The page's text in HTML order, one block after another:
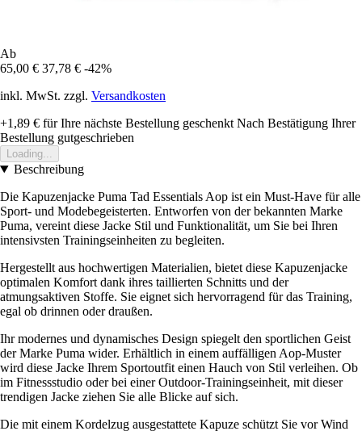
Ab
65,00 € 37,78 € -42%
inkl. MwSt. zzgl. Versandkosten
+1,89 € für Ihre nächste Bestellung geschenkt Nach Bestätigung Ihrer
Bestellung gutgeschrieben
Loading...
Beschreibung
Die Kapuzenjacke Puma Tad Essentials Aop ist ein Must-Have für alle
Sport- und Modebegeisterten. Entworfen von der bekannten Marke
Puma, vereint diese Jacke Stil und Funktionalität, um Sie bei Ihren
intensivsten Trainingseinheiten zu begleiten.
Hergestellt aus hochwertigen Materialien, bietet diese Kapuzenjacke
optimalen Komfort dank ihres taillierten Schnitts und der
atmungsaktiven Stoffe. Sie eignet sich hervorragend für das Training,
egal ob drinnen oder draußen.
Ihr modernes und dynamisches Design spiegelt den sportlichen Geist
der Marke Puma wider. Erhältlich in einem auffälligen Aop-Muster
wird diese Jacke Ihrem Sportoutfit einen Hauch von Stil verleihen. Ob
im Fitnessstudio oder bei einer Outdoor-Trainingseinheit, mit dieser
trendigen Jacke ziehen Sie alle Blicke auf sich.
Die mit einem Kordelzug ausgestattete Kapuze schützt Sie vor Wind